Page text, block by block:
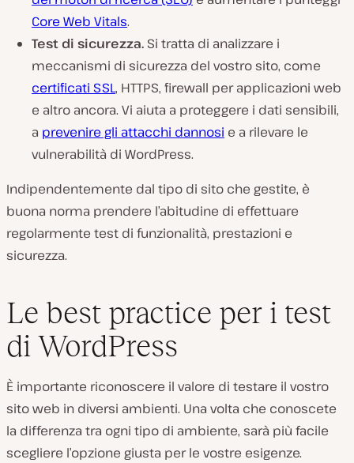
Core Web Vitals.
Test di sicurezza. Si tratta di analizzare i
meccanismi di sicurezza del vostro sito, come
certificati SSL, HTTPS, firewall per applicazioni web
e altro ancora. Vi aiuta a proteggere i dati sensibili,
a prevenire gli attacchi dannosi e a rilevare le
vulnerabilità di WordPress.
Indipendentemente dal tipo di sito che gestite, è
buona norma prendere l’abitudine di effettuare
regolarmente test di funzionalità, prestazioni e
sicurezza.
Le best practice per i test
di WordPress
È importante riconoscere il valore di testare il vostro
sito web in diversi ambienti. Una volta che conoscete
la differenza tra ogni tipo di ambiente, sarà più facile
scegliere l’opzione giusta per le vostre esigenze.